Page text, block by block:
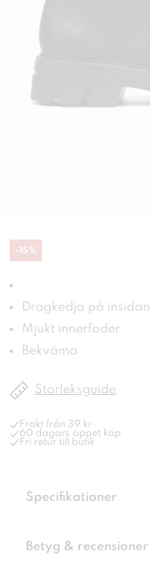
- 15%
Dragkedja på insidan
Mjukt innerfoder
Bekväma
Storleksguide
Frakt från 39 kr
60 dagars öppet köp
Fri retur till butik
Specifikationer
Betyg & recensioner